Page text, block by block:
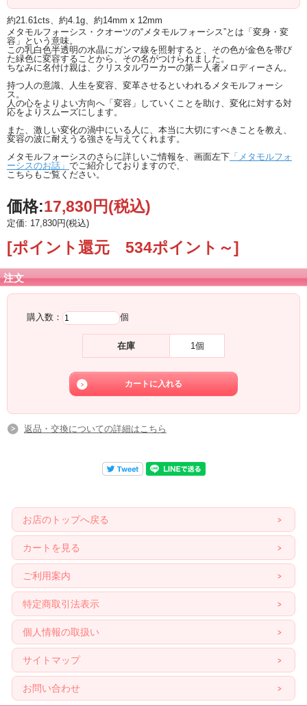
クラウンチャクラを銀河の星々と共に活性化し、浄化するのだそうです。
約21.61cts、約4.1g、約14mm x 12mm
メタモルフォーシス・クオーツの“メタモルフォーシス”とは「変身・変
容」という意味。
この乳白色半透明の水晶にガンマ線を照射すると、その色が金色を帯び
た緑色に変容することから、その名がつけられました。
ちなみに名付け親は、クリスタルワーカーの第一人者メロディーさん。
持つ人の意識、人生を変容、変革させるといわれるメタモルフォーシ
ス。
人の心をよりよい方向へ「変容」していくことを助け、変化に対する対
応をよりスムーズにします。
また、激しい変化の渦中にいる人に、本当に大切にすべきことを教え、
変容の波に耐えうる強さを与えてくれます。
メタモルフォーシスのさらに詳しいご情報を、画面左下 「メタモルフォ
ーシスのお話」 でご紹介しておりますので、
こちらもご覧ください。
価格:17,830円(税込)
定価: 17,830円(税込)
[ポイント還元 534ポイント～]
注文
購入数： 個
在庫 1個
返品・交換についての詳細はこちら
お店のトップへ戻る
カートを見る
ご利用案内
特定商取引法表示
個人情報の取扱い
サイトマップ
お問い合わせ